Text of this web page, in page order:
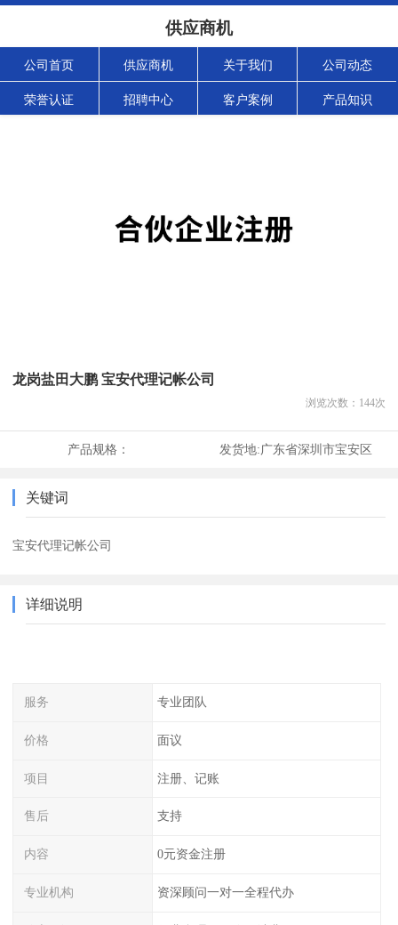
供应商机
公司首页 供应商机 关于我们 公司动态
荣誉认证 招聘中心 客户案例 产品知识
龙岗盐田大鹏 宝安代理记帐公司
浏览次数： 144次
产品规格： 发货地:广东省深圳市宝安区
关键词
宝安代理记帐公司
详细说明
服务 专业团队
价格 面议
项目 注册、记账
售后 支持
内容 0元资金注册
专业机构 资深顾问一对一全程代办